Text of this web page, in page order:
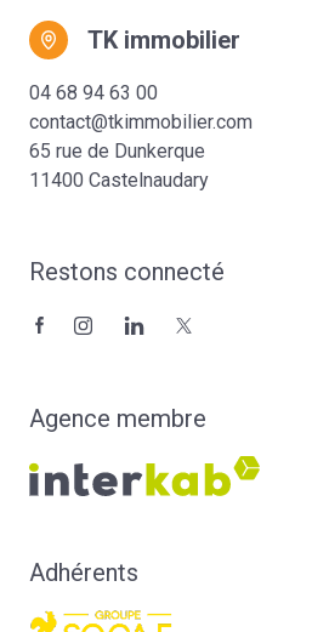
TK immobilier
04 68 94 63 00
contact@tkimmobilier.com
65 rue de Dunkerque
11400 Castelnaudary
Restons connecté
Agence membre
Adhérents